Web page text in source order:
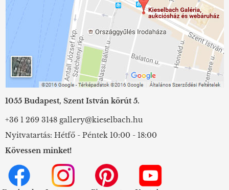
1055 Budapest, Szent István körút 5.
+36 1 269 3148 gallery@kieselbach.hu
Nyitvatartás: Hétfő - Péntek 10:00 - 18:00
Kövessen minket!